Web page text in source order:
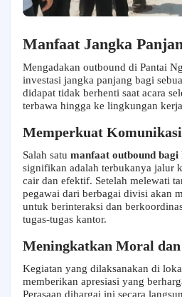
Manfaat Jangka
Mengadakan outbound di Pantai
investasi jangka panjang bagi
didapat tidak berhenti saat acara
terbawa hingga ke lingkungan
Memperkuat
Salah satu manfaat outbound
signifikan adalah terbukanya jalur
cair dan efektif. Setelah melewati
pegawai dari berbagai divisi akan
untuk berinteraksi dan
tugas-tugas kantor.
Meningkatkan Moral
Kegiatan yang dilaksanakan di
memberikan apresiasi yang
Perasaan dihargai ini secara